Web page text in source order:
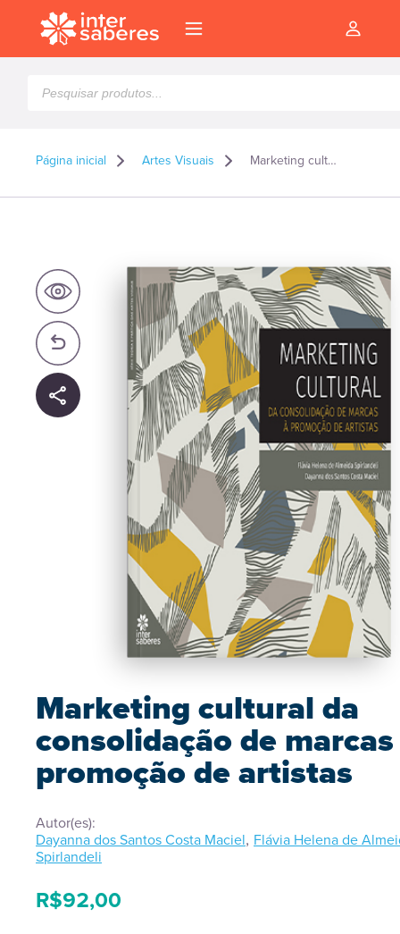
produtos
Página inicial Artes Visuais Marketing cultural da consolidação de marcas à promoção de artistas
Marketing cultural da
consolidação de
promoção de artistas
Autor(es):
Dayanna dos Santos Costa Maciel, Flávia Helena de
Spirlandeli
R$92,00